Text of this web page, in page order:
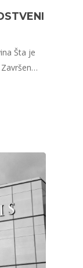
Šta je